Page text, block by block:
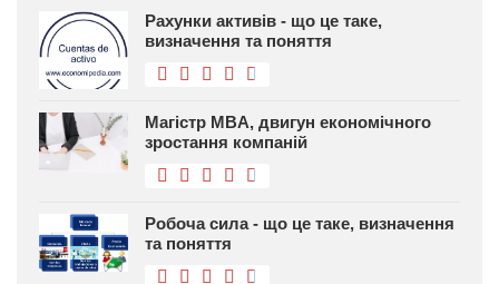
Рахунки активів - що це таке,
визначення та поняття
Магістр MBA, двигун економічного
зростання компаній
Робоча сила - що це таке, визначення
та поняття